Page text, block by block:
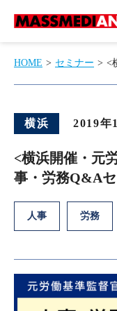
HOME セミナー <
横浜 2019年
<横浜開催・元
事・労務Q&A
人事 労務